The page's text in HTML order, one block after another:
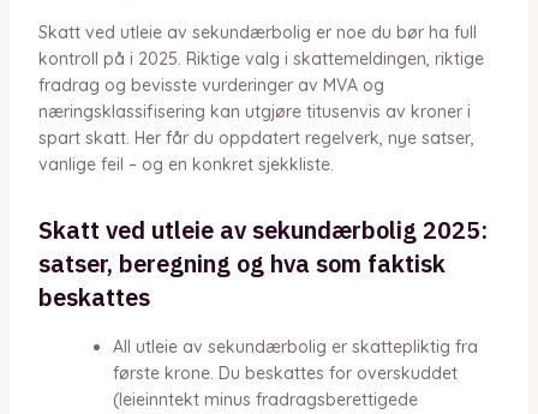
Skatt ved utleie av sekundærbolig er noe du bør ha full
kontroll på i 2025. Riktige valg i skattemeldingen, riktige
fradrag og bevisste vurderinger av MVA og
næringsklassifisering kan utgjøre titusenvis av kroner i
spart skatt. Her får du oppdatert regelverk, nye satser,
vanlige feil – og en konkret sjekkliste.
Skatt ved utleie av sekundærbolig 2025:
satser, beregning og hva som faktisk
beskattes
All utleie av sekundærbolig er skattepliktig fra
første krone. Du beskattes for overskuddet
(leieinntekt minus fradragsberettigede